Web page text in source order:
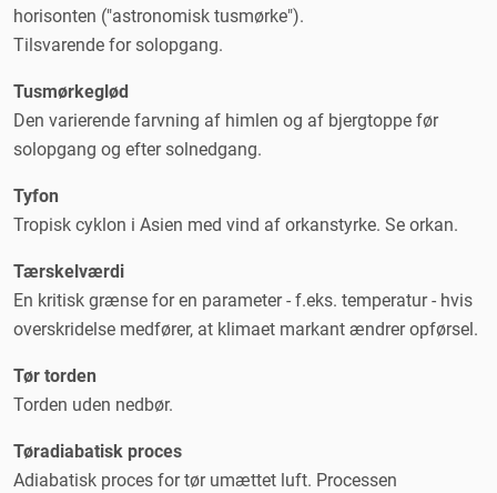
horisonten ("astronomisk tusmørke").
Tilsvarende for solopgang.
Tusmørkeglød
Den varierende farvning af himlen og af bjergtoppe før
solopgang og efter solnedgang.
Tyfon
Tropisk cyklon i Asien med vind af orkanstyrke. Se orkan.
Tærskelværdi
En kritisk grænse for en parameter - f.eks. temperatur - hvis
overskridelse medfører, at klimaet markant ændrer opførsel.
Tør torden
Torden uden nedbør.
Tøradiabatisk proces
Adiabatisk proces for tør umættet luft. Processen